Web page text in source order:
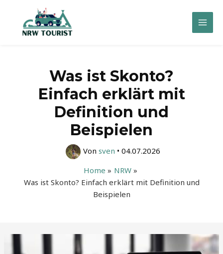
springen
Main
Was ist Skonto?
Einfach erklärt mit
Definition und
Beispielen
Von sven • 04.07.2026
Home
NRW
Was ist Skonto? Einfach erklärt mit Definition und
Beispielen